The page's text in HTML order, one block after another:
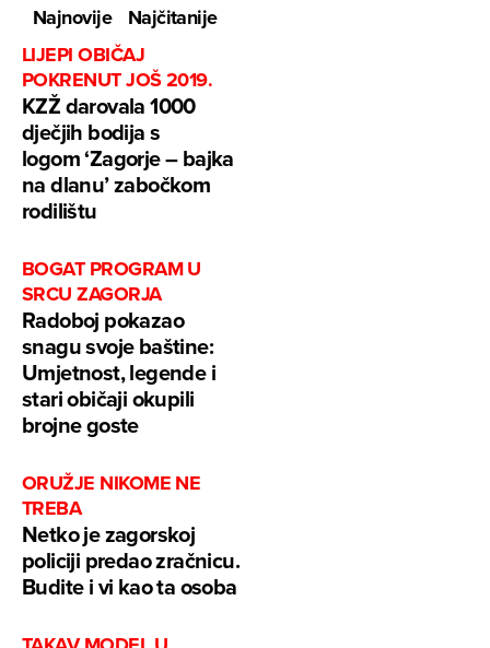
Najnovije
Najčitanije
LIJEPI OBIČAJ
POKRENUT JOŠ 2019.
KZŽ darovala 1000
dječjih bodija s
logom ‘Zagorje – bajka
na dlanu’ zabočkom
rodilištu
BOGAT PROGRAM U
SRCU ZAGORJA
Radoboj pokazao
snagu svoje baštine:
Umjetnost, legende i
stari običaji okupili
brojne goste
ORUŽJE NIKOME NE
TREBA
Netko je zagorskoj
policiji predao zračnicu.
Budite i vi kao ta osoba